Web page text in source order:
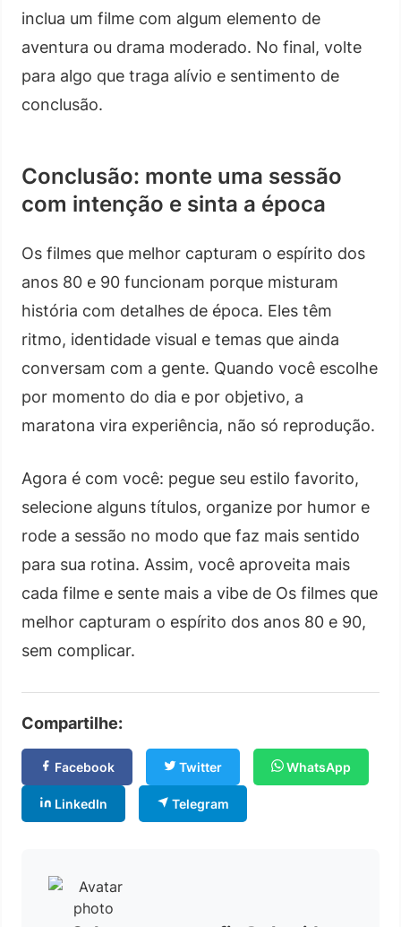
inclua um filme com algum elemento de
aventura ou drama moderado. No final, volte
para algo que traga alívio e sentimento de
conclusão.
Conclusão: monte uma sessão
com intenção e sinta a época
Os filmes que melhor capturam o espírito dos
anos 80 e 90 funcionam porque misturam
história com detalhes de época. Eles têm
ritmo, identidade visual e temas que ainda
conversam com a gente. Quando você escolhe
por momento do dia e por objetivo, a
maratona vira experiência, não só reprodução.
Agora é com você: pegue seu estilo favorito,
selecione alguns títulos, organize por humor e
rode a sessão no modo que faz mais sentido
para sua rotina. Assim, você aproveita mais
cada filme e sente mais a vibe de Os filmes que
melhor capturam o espírito dos anos 80 e 90,
sem complicar.
Compartilhe:
Facebook Twitter WhatsApp
LinkedIn Telegram